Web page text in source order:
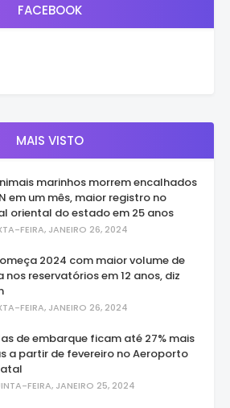
FACEBOOK
MAIS VISTO
marinhos morrem encalhados
em um mês, maior registro no
oriental do estado em 25 anos
FEIRA, JANEIRO 26, 2024
2024 com maior volume de
nos reservatórios em 12 anos, diz
FEIRA, JANEIRO 26, 2024
de embarque ficam até 27% mais
a partir de fevereiro no Aeroporto
FEIRA, JANEIRO 25, 2024